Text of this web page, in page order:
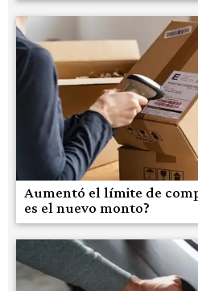
Aumentó el límite de
es el nuevo monto?